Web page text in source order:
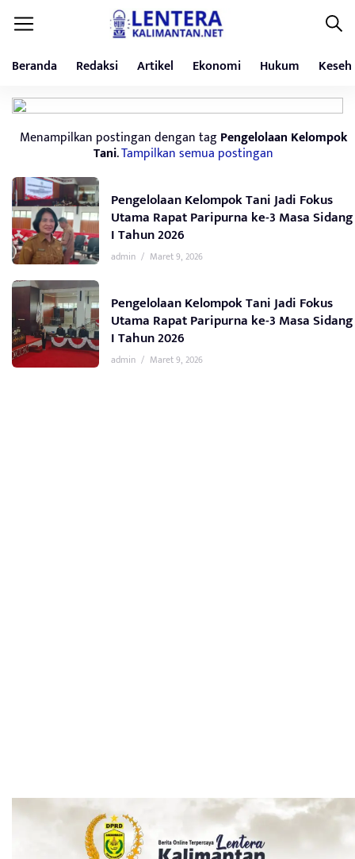
Beranda Redaksi Artikel Ekonomi Hukum
Menampilkan postingan dengan tagPengelolaan Kelompok
Tani.Tampilkan semua postingan
Pengelolaan Kelompok Tani Jadi Fokus
Utama Rapat Paripurna ke-3 Masa Sidang
I Tahun 2026
admin / Maret 9, 2026
Pengelolaan Kelompok Tani Jadi Fokus
Utama Rapat Paripurna ke-3 Masa Sidang
I Tahun 2026
admin / Maret 9, 2026